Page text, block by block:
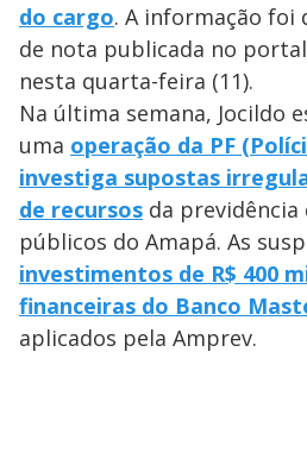
do cargo. A informação foi
de nota publicada no
nesta quarta-feira (11).
Na última semana, Jocildo
uma operação da PF
investiga supostas
de recursos da previdência
públicos do Amapá. As
investimentos de R$ 400
financeiras do Banco
aplicados pela Amprev.